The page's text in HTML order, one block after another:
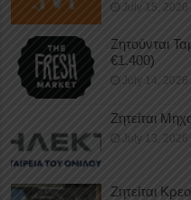
July 15, 2026
Ζητούνται
€1.400)
July 14, 2026
Ζητείται
July 13, 2026
Ζητείται